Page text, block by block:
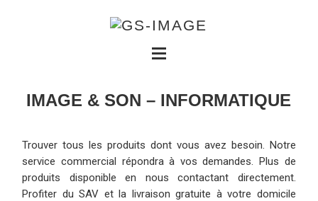
IMAGE & SON – INFORMATIQUE
Trouver tous les produits dont vous avez besoin. Notre
service commercial répondra à vos demandes. Plus de
produits disponible en nous contactant directement.
Profiter du SAV et la livraison gratuite à votre domicile